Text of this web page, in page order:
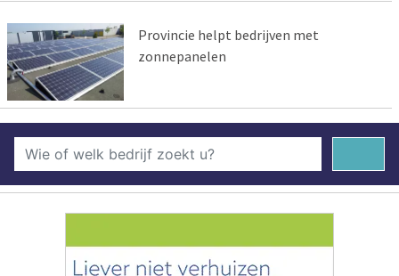
Provincie helpt bedrijven met
zonnepanelen